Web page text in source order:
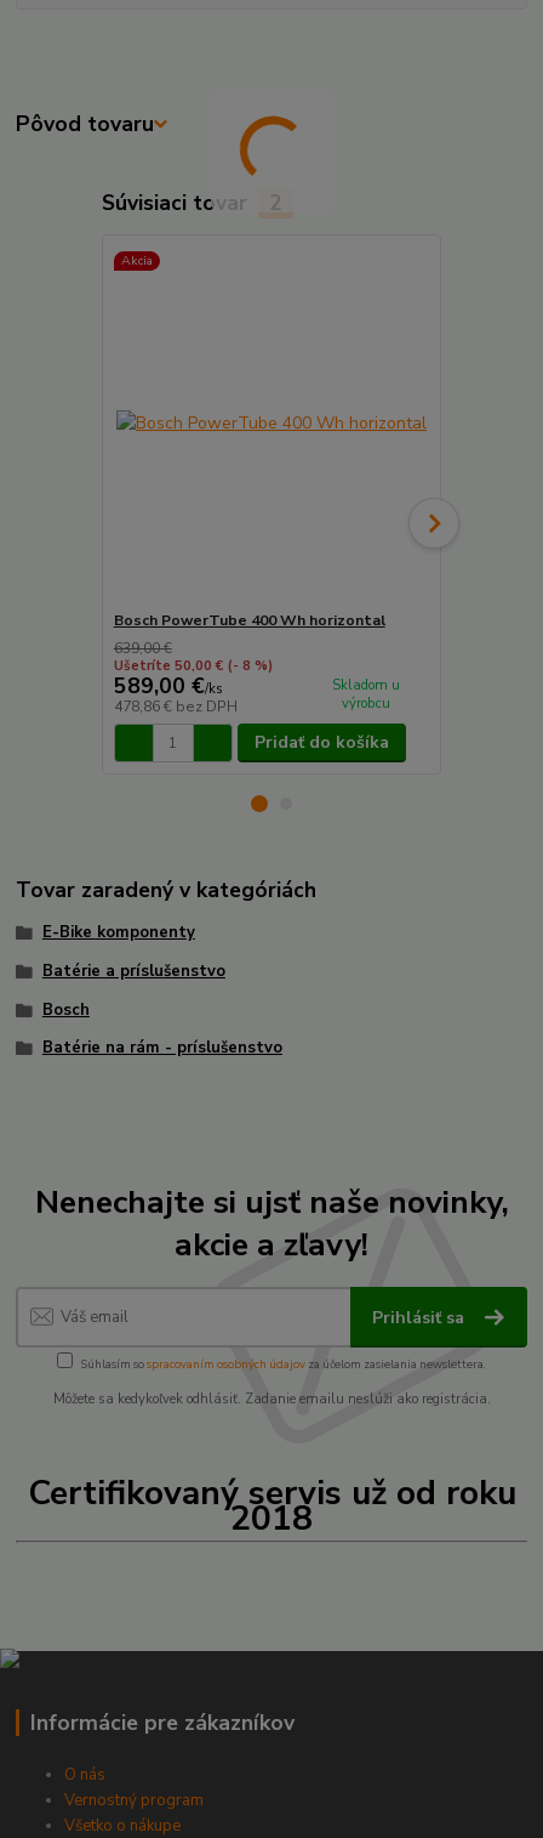
Pôvod tovaru
Súvisiaci tovar 2
Akcia
Bosch PowerTube 400 Wh horizontal
639,00 €
Ušetríte 50,00 € (- 8 %)
589,00 €/ks
478,86 € bez DPH
Skladom u
výrobcu
Pridať do košíka
Tovar zaradený v kategóriách
E-Bike komponenty
Batérie a príslušenstvo
Bosch
Batérie na rám - príslušenstvo
Nenechajte si ujsť naše novinky,
akcie a zľavy!
Prihlásiť sa
Súhlasím sospracovaním osobných údajov za účelom zasielania newslettera.
Môžete sa kedykoľvek odhlásiť. Zadanie emailu neslúži ako registrácia.
Certifikovaný servis už od roku
2018
Informácie pre zákazníkov
O nás
Vernostný program
Všetko o nákupe